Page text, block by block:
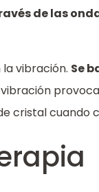
de las
vibración. Se
vibración
cristal cuando